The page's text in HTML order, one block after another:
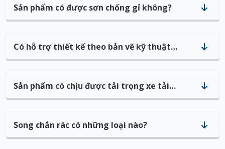
Sản phẩm có được sơn chống gỉ không?
Có hỗ trợ thiết kế theo bản vẽ kỹ thuật
không?
Sản phẩm có chịu được tải trọng xe tải
không?
Song chắn rác có những loại nào?